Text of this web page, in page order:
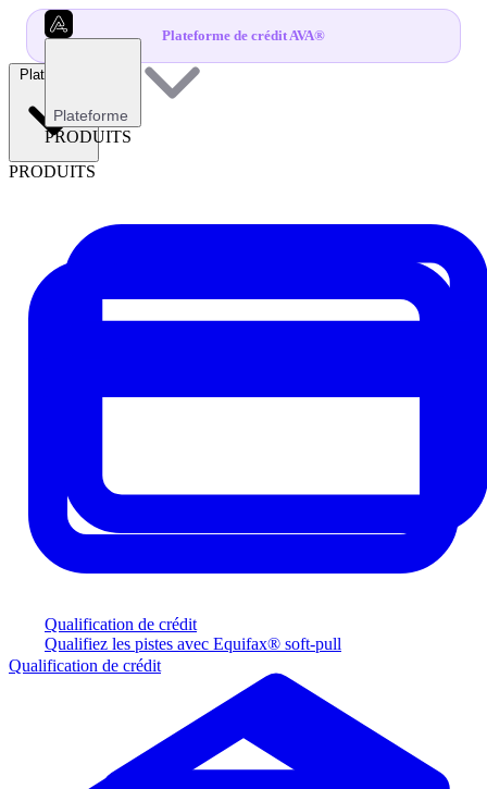
Plateforme de crédit AVA®
Plateforme
PRODUITS
Qualification de crédit
Qualifiez les pistes avec Equifax® soft-pull
Plateforme
PRODUITS
Qualification de crédit